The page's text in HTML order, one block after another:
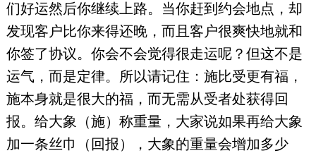
们好运然后你继续上路。当你赶到约会地点，却
发现客户比你来得还晚，而且客户很爽快地就和
你签了协议。你会不会觉得很走运呢？但这不是
运气，而是定律。所以请记住：施比受更有福，
施本身就是很大的福，而无需从受者处获得回
报。给大象（施）称重量，大家说如果再给大象
加一条丝巾（回报），大象的重量会增加多少